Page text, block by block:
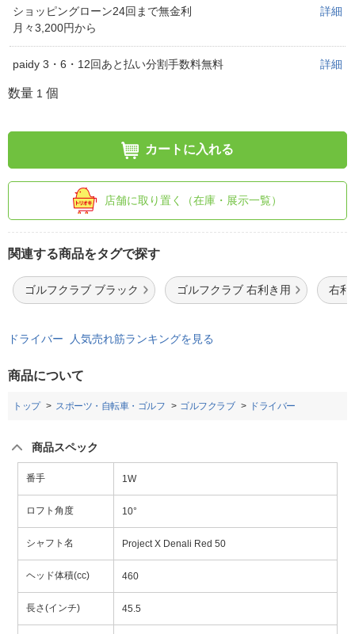
ショッピングローン24回まで無金利
月々3,200円から
詳細
paidy 3・6・12回あと払い分割手数料無料 詳細
数量 1 個
カートに入れる
店舗に取り置く（在庫・展示一覧）
関連する商品をタグで探す
ゴルフクラブ ブラック ゴルフクラブ 右利き用 右利
ドライバー 人気売れ筋ランキングを見る
商品について
トップ スポーツ・自転車・ゴルフ ゴルフクラブ ドライバー
商品スペック
番手 1W
ロフト角度 10°
シャフト名 Project X Denali Red 50
ヘッド体積(cc) 460
長さ(インチ) 45.5